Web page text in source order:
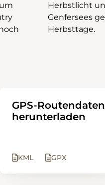
Herbsttage.
GPS-Routendaten
herunterladen
KML GPX